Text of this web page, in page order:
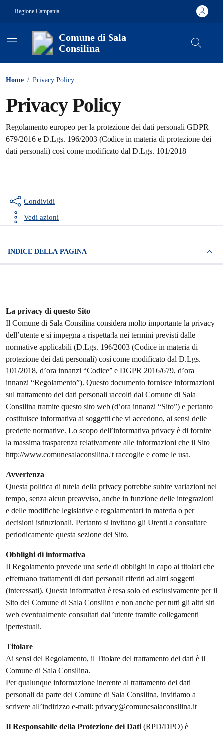
Regione Campania
Comune di Sala
Consilina
Home / Privacy Policy
Privacy Policy
Dettagli della notizia
Regolamento europeo per la protezione dei dati personali GDPR
679/2016 e D.Lgs. 196/2003 (Codice in materia di protezione dei
dati personali) così come modificato dal D.Lgs. 101/2018
Condividi
Vedi azioni
INDICE DELLA PAGINA
La privacy di questo Sito
Il Comune di Sala Consilina considera molto importante la privacy
dell’utente e si impegna a rispettarla nei termini previsti dalle
normative applicabili (D.Lgs. 196/2003 (Codice in materia di
protezione dei dati personali) così come modificato dal D.Lgs.
101/2018, d’ora innanzi “Codice” e DGPR 2016/679, d’ora
innanzi “Regolamento”). Questo documento fornisce informazioni
sul trattamento dei dati personali raccolti dal Comune di Sala
Consilina tramite questo sito web (d’ora innanzi “Sito”) e pertanto
costituisce informativa ai soggetti che vi accedono, ai sensi delle
predette normative. Lo scopo dell’informativa privacy è di fornire
la massima trasparenza relativamente alle informazioni che il Sito
http://www.comunesalaconsilina.it raccoglie e come le usa.
Avvertenza
Questa politica di tutela della privacy potrebbe subire variazioni nel
tempo, senza alcun preavviso, anche in funzione delle integrazioni
e delle modifiche legislative e regolamentari in materia o per
decisioni istituzionali. Pertanto si invitano gli Utenti a consultare
periodicamente questa sezione del Sito.
Obblighi di informativa
Il Regolamento prevede una serie di obblighi in capo ai titolari che
effettuano trattamenti di dati personali riferiti ad altri soggetti
(interessati). Questa informativa è resa solo ed esclusivamente per il
Sito del Comune di Sala Consilina e non anche per tutti gli altri siti
web eventualmente consultati dall’utente tramite collegamenti
ipertestuali.
Titolare
Ai sensi del Regolamento, il Titolare del trattamento dei dati è il
Comune di Sala Consilina.
Per qualunque informazione inerente al trattamento dei dati
personali da parte del Comune di Sala Consilina, invitiamo a
scrivere all’indirizzo e-mail: privacy@comunesalaconsilina.it
Il Responsabile della Protezione dei Dati (RPD/DPO) è